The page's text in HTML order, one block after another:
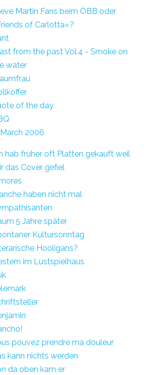
Martin Fans beim ÖBB oder
of Carlotta«?
from the past Vol.4 - Smoke on
water
of the day
March 2006
hab früher oft Platten gekauft weil
das Cover gefiel
haben nicht mal
5 Jahre später
Kultursonntag
Hooligans?
im Lustspielhaus
pouvez prendre ma douleur
kann nichts werden
da oben kam er